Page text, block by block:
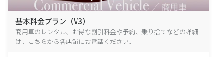
基本料金プラン（V3）
商用車のレンタル、お得な割引料金や予約、乗り捨てなどの詳細
は、こちらから各店舗にお電話ください。